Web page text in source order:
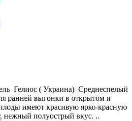
Гелиос ( Украина) Среднеспелый
ранней выгонки в открытом и
имеют красивую ярко-красную
нежный полуострый вкус. ..